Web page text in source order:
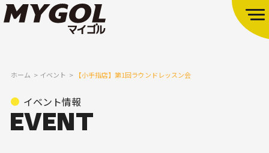
ホーム イベント 【小手指店】第1回ラウンドレッスン会
イベント情報